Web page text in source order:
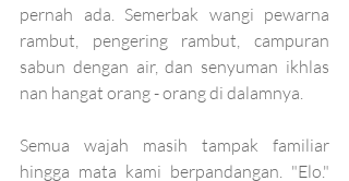
pernah ada. Semerbak wangi pewarna
rambut, pengering rambut, campuran
sabun dengan air, dan senyuman ikhlas
nan hangat orang - orang di dalamnya.
Semua wajah masih tampak familiar
hingga mata kami berpandangan. "Elo."